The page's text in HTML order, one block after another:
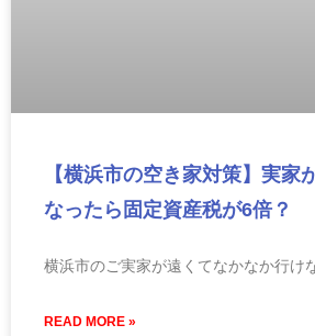
【横浜市の空き家対策】実家
なったら固定資産税が6倍？
横浜市のご実家が遠くてなかなか行け
READ MORE »